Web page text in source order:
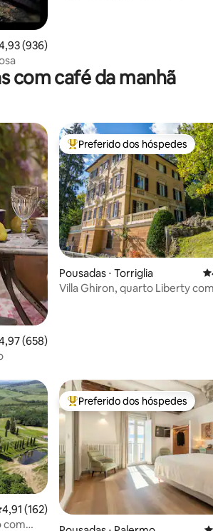
de uma avaliação média de 5, 936
(936)
com café da manhã
hóspedes
de uma avaliação média de 5, 658
(658)
Entre os melhores preferidos
Preferido dos hóspedes
Pousadas ⋅ Torriglia
Villa Ghiron, quarto Liberty
de uma avaliação média de 5, 162
4,91 (162)
com
Entre os melhores preferidos
Preferido dos hóspedes